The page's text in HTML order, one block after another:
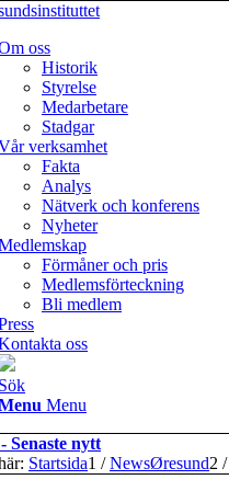
oss
Historik
Styrelse
Medarbetare
Stadgar
verksamhet
Fakta
Analys
Nätverk och konferens
Nyheter
Förmåner och pris
Medlemsförteckning
Bli medlem
oss
Sök
Menu
Senaste nytt
Startsida1 / NewsØresund2 /